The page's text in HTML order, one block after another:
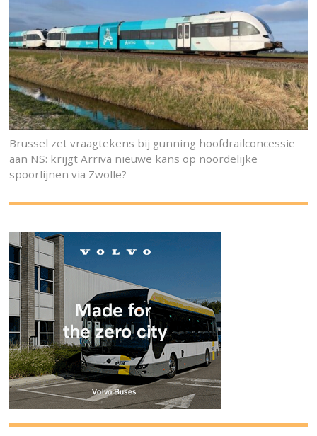
Brussel zet vraagtekens bij gunning hoofdrailconcessie
aan NS: krijgt Arriva nieuwe kans op noordelijke
spoorlijnen via Zwolle?